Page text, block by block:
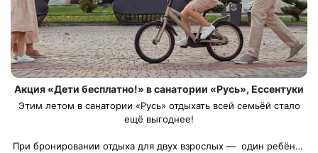
Акция «Дети бесплатно!» в санатории «Русь», Ессентуки
Этим летом в санатории «Русь» отдыхать всей семьёй стало
ещё выгоднее!
При бронировании отдыха для двух взрослых — один ребёнок